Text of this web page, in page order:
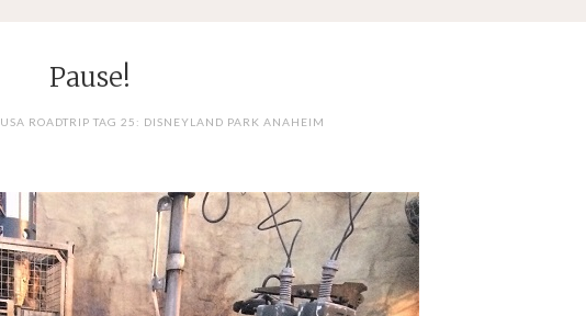
Pause!
USA ROADTRIP TAG 25: DISNEYLAND PARK ANAHEIM